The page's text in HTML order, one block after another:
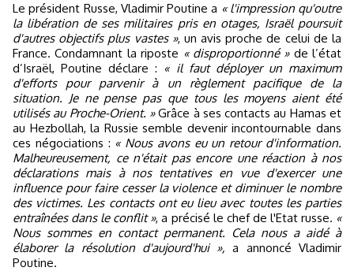
Le président Russe, Vladimir Poutine a « l'impression qu'outre
la libération de ses militaires pris en otages, Israël poursuit
d'autres objectifs plus vastes », un avis proche de celui de la
France. Condamnant la riposte « disproportionné » de l’état
d’Israël, Poutine déclare : « il faut déployer un maximum
d'efforts pour parvenir à un règlement pacifique de la
situation. Je ne pense pas que tous les moyens aient été
utilisés au Proche-Orient. »Grâce à ses contacts au Hamas et
au Hezbollah, la Russie semble devenir incontournable dans
ces négociations : « Nous avons eu un retour d'information.
Malheureusement, ce n'était pas encore une réaction à nos
déclarations mais à nos tentatives en vue d'exercer une
influence pour faire cesser la violence et diminuer le nombre
des victimes. Les contacts ont eu lieu avec toutes les parties
entraînées dans le conflit », a précisé le chef de l'Etat russe. «
Nous sommes en contact permanent. Cela nous a aidé à
élaborer la résolution d'aujourd'hui »,a annoncé Vladimir
Poutine.